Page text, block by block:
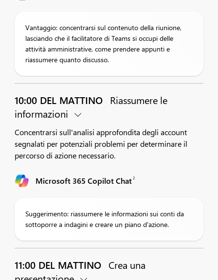
Vantaggio: concentrarsi sul contenuto della riunione,
lasciando che il facilitatore di Teams si occupi delle
attività amministrative, come prendere appunti e
riassumere quanto discusso.
10:00 DEL MATTINO Riassumere le
informazioni
Concentrarsi sull'analisi approfondita degli account
segnalati per potenziali problemi per determinare il
percorso di azione necessario.
Microsoft 365 Copilot Chat2
Suggerimento: riassumere le informazioni sui conti da
sottoporre a indagini e creare un piano d'azione.
11:00 DEL MATTINO Crea una